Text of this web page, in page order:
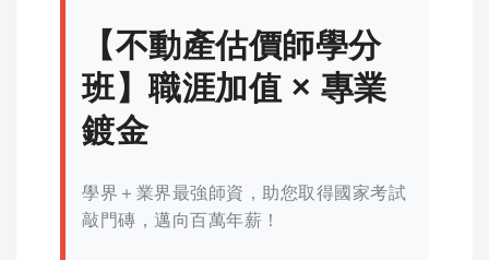
【不動產估價師學分
班】職涯加值 × 專業
鍍金
學界＋業界最強師資，助您取得國家考試
敲門磚，邁向百萬年薪！